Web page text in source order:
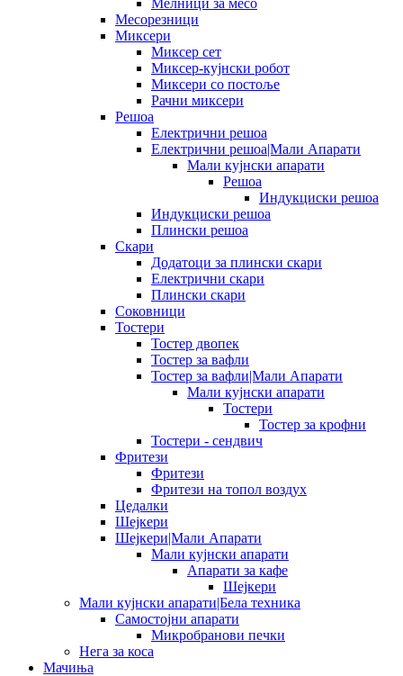
Месорезници
Миксери
Миксер сет
Миксер-кујнски робот
Миксери со постоље
Рачни миксери
Решоа
Електрични решоа
Електрични решоа|Мали Апарати
Мали кујнски апарати
Решоа
Индукциски решоа
Индукциски решоа
Плински решоа
Скари
Додатоци за плински скари
Електрични скари
Плински скари
Соковници
Тостери
Тостер двопек
Тостер за вафли
Тостер за вафли|Мали Апарати
Мали кујнски апарати
Тостери
Тостер за крофни
Тостери - сендвич
Фритези
Фритези
Фритези на топол воздух
Цедалки
Шејкери
Шејкери|Мали Апарати
Мали кујнски апарати
Апарати за кафе
Шејкери
Мали кујнски апарати|Бела техника
Самостојни апарати
Микробранови печки
Нега за коса
Мачиња